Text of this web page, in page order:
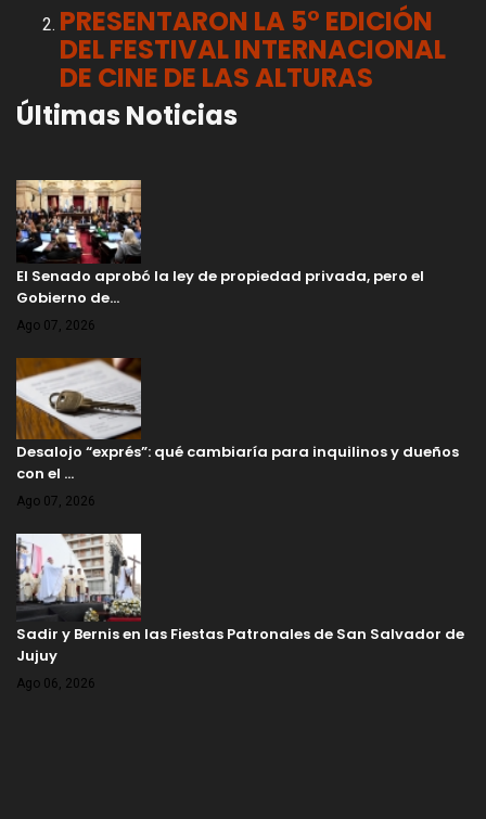
PRESENTARON LA 5° EDICIÓN
DEL FESTIVAL INTERNACIONAL
DE CINE DE LAS ALTURAS
Últimas Noticias
El Senado aprobó la ley de propiedad privada, pero el
Gobierno de…
Ago 07, 2026
Desalojo “exprés”: qué cambiaría para inquilinos y dueños
con el …
Ago 07, 2026
Sadir y Bernis en las Fiestas Patronales de San Salvador de
Jujuy
Ago 06, 2026